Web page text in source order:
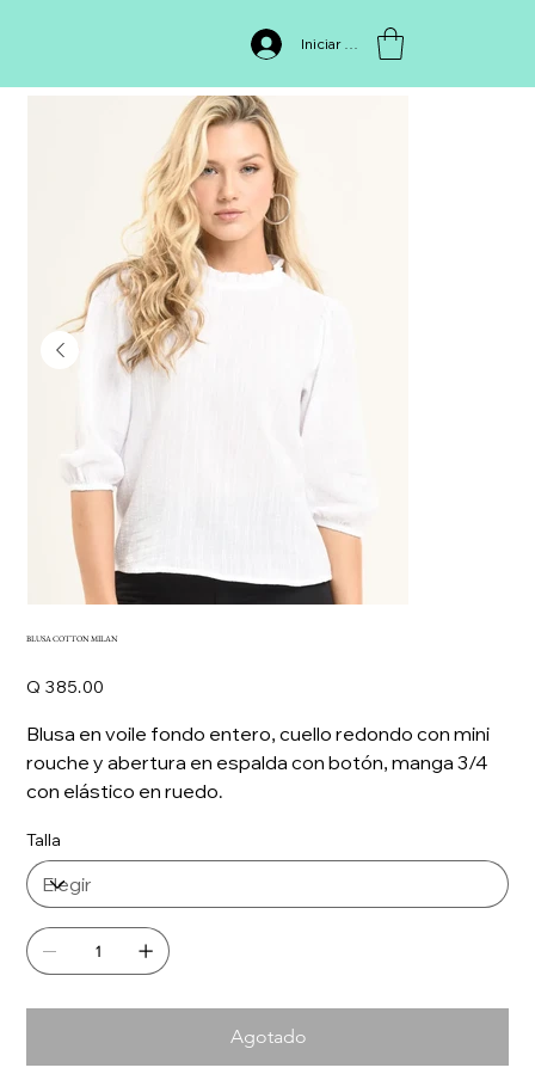
Iniciar sesión
BLUSA COTTON MILAN
BLUSA COTTON MILAN
Q 385.00
Blusa en voile fondo entero, cuello redondo con mini
rouche y abertura en espalda con botón, manga 3/4
con elástico en ruedo.
Talla
Agotado